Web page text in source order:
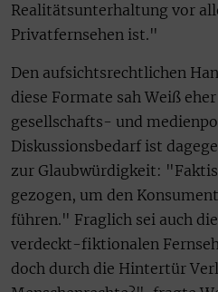
Realitätsunterhaltung vor
Privatfernsehen ist."
Den aufsichtsrechtlichen
diese Formate sah Weiß
gesellschafts- und
Diskussionsbedarf ist
zur Glaubwürdigkeit:
gezogen, um den
führen." Fraglich sei auch
verdeckt-fiktionalen
doch durch die Hintertür